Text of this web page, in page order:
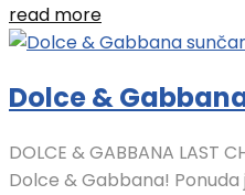
read more
Dolce &
DOLCE & GABBANA LAST
Dolce & Gabbana! Ponuda